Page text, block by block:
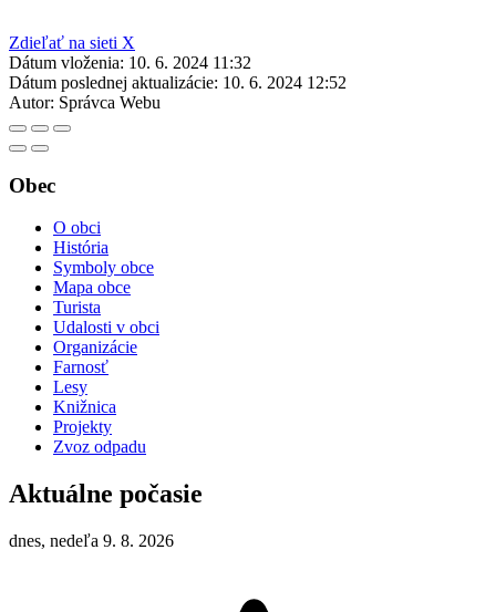
Zdieľať na sieti X
Dátum vloženia: 10. 6. 2024 11:32
Dátum poslednej aktualizácie: 10. 6. 2024 12:52
Autor: Správca Webu
Obec
O obci
História
Symboly obce
Mapa obce
Turista
Udalosti v obci
Organizácie
Farnosť
Lesy
Knižnica
Projekty
Zvoz odpadu
Aktuálne počasie
dnes, nedeľa 9. 8. 2026